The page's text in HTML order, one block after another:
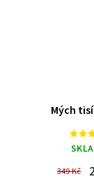
Mých
349 Kč